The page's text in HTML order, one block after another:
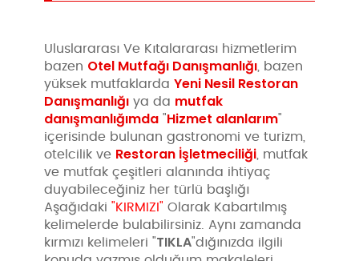
Uluslararası Ve Kıtalararası hizmetlerim
bazen Otel Mutfağı Danışmanlığı , bazen
yüksek mutfaklardaYeni Nesil Restoran
Danışmanlığı ya da mutfak
danışmanlığımda "Hizmet alanlarım"
içerisinde bulunan gastronomi ve turizm,
otelcilik ve Restoran İşletmeciliği , mutfak
ve mutfak çeşitleri alanında ihtiyaç
duyabileceğiniz her türlü başlığı
Aşağıdaki"KIRMIZI"Olarak Kabartılmış
kelimelerde bulabilirsiniz. Aynı zamanda
kırmızı kelimeleri "TIKLA"dığınızda ilgili